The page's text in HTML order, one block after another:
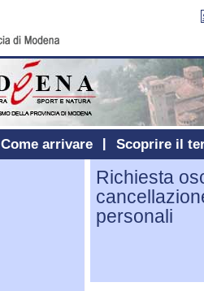
Come arrivare Scoprire il
Richiesta
personali